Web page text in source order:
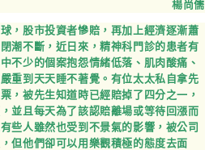
楊尚儒
，股市投資者慘賠，再加上經濟逐漸蕭
潮不斷，近日來，精神科門診的患者有
不少的個案抱怨情緒低落、肌肉酸痛、
重到天天睡不著覺。有位太太私自拿先
，被先生知道時已經賠掉了四分之一，
並且每天為了該認賠離場或等待回漲而
些人雖然也受到不景氣的影響，被公司
但他們卻可以用樂觀積極的態度去面